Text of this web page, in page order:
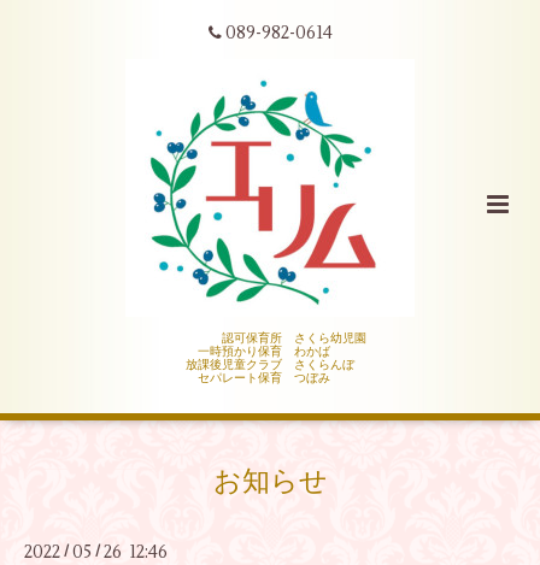
089-982-0614
認可保育所 さくら幼児園
一時預かり保育 わかば
放課後児童クラブ さくらんぼ
セパレート保育 つぼみ
お知らせ
2022 / 05 /26 12:46